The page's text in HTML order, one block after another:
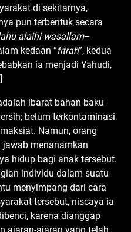
di sekitarnya,
pun terbentuk secara
alaihi wasallam–
kedaan “fitrah”, kedua
ia menjadi Yahudi,
ibarat bahan baku
belum terkontaminasi
Namun, orang
menanamkan
hidup bagi anak tersebut.
individu dalam suatu
menyimpang dari cara
tersebut, niscaya ia
karena dianggap